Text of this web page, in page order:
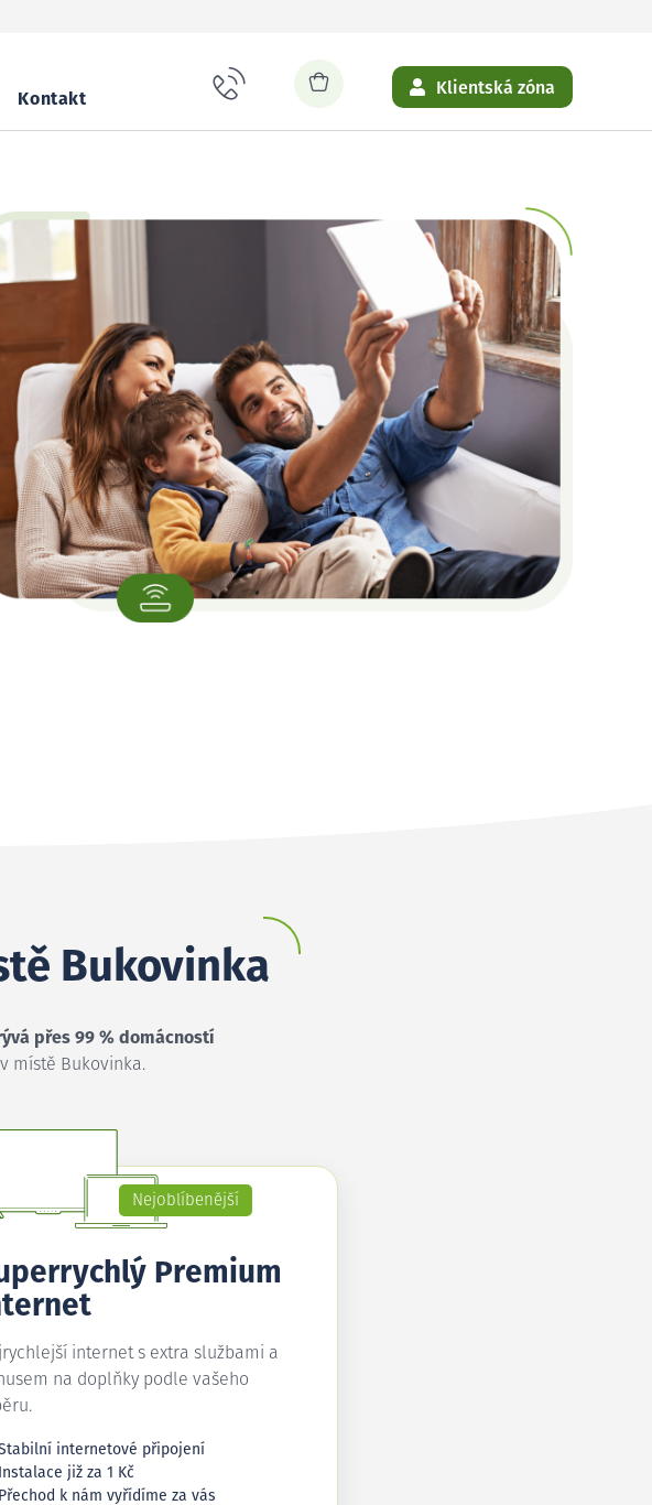
Kontakt
Klientská zóna
Bukovinka
přes 99 % domácností
místě Bukovinka.
Nejoblíbenější
Premium
internet s extra službami a
na doplňky podle vašeho
internetové připojení
Instalace již za 1 Kč
Přechod k nám vyřídíme za vás